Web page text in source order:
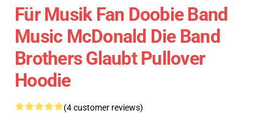
Für Musik Fan Doobie Band
Music McDonald Die Band
Brothers Glaubt Pullover
Hoodie
(4 customer reviews)